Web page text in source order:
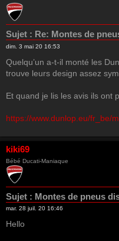
Sujet : Re: Montes de
dim. 3 mai 20 16:53
Quelqu’un a-t-il monté les
trouve leurs design assez
Et quand je lis les avis ils ont
https://www.dunlop.eu/fr_be/
kiki69
Bébé Ducati-Maniaque
Sujet : Montes de pneus
mar. 28 juil. 20 16:46
Hello